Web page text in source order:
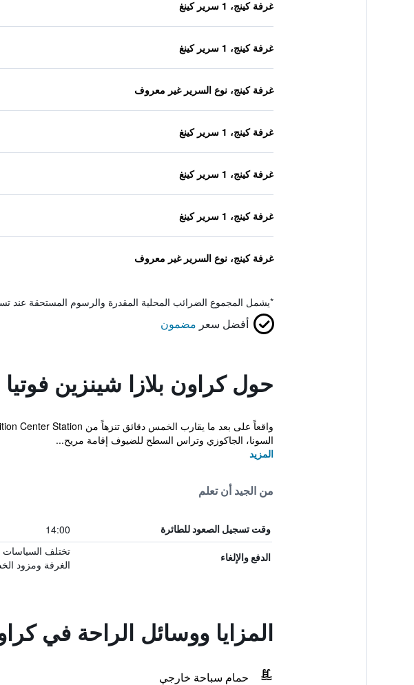
غرفة كينج، 1 سرير كينغ
غرفة كينج، 1 سرير كينغ
غرفة كينج، نوع السرير غير معروف
غرفة كينج، 1 سرير كينغ
غرفة كينج، 1 سرير كينغ
غرفة كينج، 1 سرير كينغ
غرفة كينج، نوع السرير غير معروف
*يشمل المجموع الضرائب المحلية المقدرة والرسوم المستحقة عند
أفضل سعر مضمون
حول كراون بلازا شينزين
السونا، الجاكوزي وتراس السطح للضيوف إقامة مريح...
المزيد
من الجيد أن تعلم
وقت تسجيل الصعود للطائرة 14:00
الدفع والإلغاء
تختلف
الغرفة ومزود
المزايا ووسائل الراحة في
حمام سباحة خارجي